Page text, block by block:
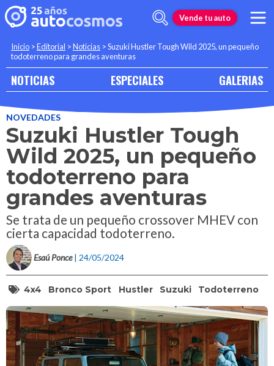
Vende tu auto
Inicio >Editorial >Noticias >Suzuki Hustler Tough Wild 2025, un pequeño
todoterreno para grandes aventuras
NOTICIAS ESPECIALES GALERIAS
NOVEDADES
Suzuki Hustler Tough
Wild 2025, un pequeño
todoterreno para
grandes aventuras
Se trata de un pequeño crossover MHEV con
cierta capacidad todoterreno.
Esaú Ponce | 24/05/2024
4x4 Bronco Sport Hustler Suzuki Todoterreno